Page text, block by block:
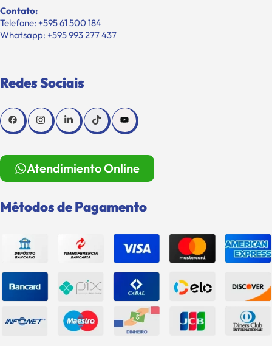
Contato:
Telefone: +595 61 500 184
Whatsapp: +595 993 277 437
Redes Sociais
Atendimiento Online
Métodos de Pagamento